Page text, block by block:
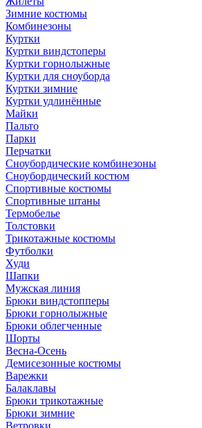
Зимние костюмы
Комбинезоны
Куртки
Куртки виндстоперы
Куртки горнолыжные
Куртки для сноуборда
Куртки зимние
Куртки удлинённые
Майки
Пальто
Парки
Перчатки
Сноубордические комбинезоны
Сноубордический костюм
Спортивные костюмы
Спортивные штаны
Термобелье
Толстовки
Трикотажные костюмы
Футболки
Худи
Шапки
Мужская линия
Брюки виндстопперы
Брюки горнолыжные
Брюки облегченные
Шорты
Весна-Осень
Демисезонные костюмы
Варежки
Балаклавы
Брюки трикотажные
Брюки зимние
Ветровки